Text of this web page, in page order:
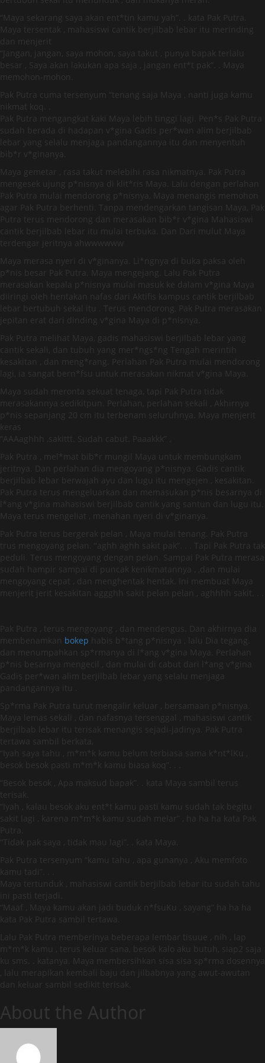
“Maya sekarang saya akan ent*tin kamu yah”. . kata Pak Putra.
Maya tersentak , mahasiswi cantik berjilbab lebar itu merinding
dan menjerit
“Jangan, jangan, saya mohon, saya takut , punya bapak terlalu
besar , Saya akan lakukan apa saja , jangan ent*t pak”. . Maya
memohon-mohon.
Pak Putra cuma tersenyum “tenang saja Maya , nanti juga kamu
nikmat koq. .
Pak Putra mengangkat kaki Maya lebih tinggi lagi. Pen*s Pak Putra
sudah berada di hadapan v*gina Gadis per*wan alim berjilbab
lebar yang selalu menjaga pandangannya itu dan menyentuh
bib*r v*ginanya.
Maya gemetar , rasa takut melebihi rasa nikmatnya. Pak Putra
mengesek ujung p*nisnya di klit*ris Maya. Lalu dengan perlahan
Pak Putra mulai mendorong p*nisnya, Maya menangis memohon
agar Pak Putra berhenti. Tanpa mendengarkan tangisan Maya, Pak
Putra terus mendorong dan merasakan bib*r v*gina Mahasiswi
cantik berjilbab lebar itu mulai terbuka. Dan Dari mulut Maya
terdengar jeritnya ahwwwwww
Maya merasa nyeri di v*ginanya. Li*ngnya di buka paksa oleh
p*nis besar Pak Putra. Maya mengejang. Lalu Pak Putra
merasakan kepala p*nisnya mulai masuk ke dalam v*gina Maya
diiringi oleh hentakan nafas dari Aktifis kampus cantik berjilbab
lebar bertubuh sekal itu . Terus mendorong, Pak Putra merasakan
jepitan erat dari dinding v*gina Maya di p*nisnya.
Pak Putra melihat Maya, gadis mahasiswi berjilbab lebar yang
cantik sekali, dan tubuh yang mer*ngs*ng Tengah merintih
kesakitan , dan meng*rang. Perlahan Pak Putra mulai mendorong
lagi, ia sangat bern*fsu untuk merasakan nikmat v*gina Maya.
Maya sudah meronta sekuat tenaga, tapi Pak Putra tidak
merasakannya sedikitpun. Perlahan, perlahan sekali , Akhirnya
p*nis sepanjang 20 cm itu terbenam seluruhnya. Maya menjerit
keras
“AAAaghhh ,sakittt. Sudah cabut. Paaakkk” .
Pak Putra , mel*mat bib*r mungil Maya untuk membungkam
jeritnya. Dan perlahan dia mengoyang p*nisnya. Gadis cantik
berjilbab lebar berwajah ayu dan lugu itu mengejen , kesakitan.
Pak Putra terus mengeluarkan dan memasukan p*nis besarnya di
l*ang v*gina mahasiswi berjilbab cantik yang santun dan lugu itu.
Maya terus mengeliat , menahan nyeri di v*ginanya.
Pak Putra terus bergerak pelan , Maya mulai tenang. Pak Putra
trus mengoyang pelan. “aghh aghh sakit pak”. . . Tapi Pak Putra tak
peduli. Terus mengoyang dengan pelan. Sampai Pak Putra merasa
sudah hampir sampai di puncak kenikmatannya , ,dan mulai
mengoyang cepat , dan menghentak hentak. Ini membuat Maya
menjerit jerit kesakitan aggghh sakit pelan pelan , aghhhh sakit. . .
Pak Putra , terus mengoyang , dan mendengus. Dan akhirnya dia
membenamkan bokep habis b*tang p*nisnya , lalu Dia tegang.
dan menumpahkan sp*rmanya di l*ang v*gina Maya. Perlahan
p*nis besarnya mengecil , dan mulai di cabut dari l*ang v*gina
Gadis per*wan alim berjilbab lebar yang selalu menjaga
pandangannya itu .
Sp*rma Pak Putra turut mengalir keluar , bersamaan p*nisnya.
Maya lemas sekali , dan nafasnya tersenggal , mahasiswi cantik
berjilbab lebar itu terisak menangis sejadi-jadinya. Pak Putra
tertawa sambil berkata,
“Iyah saya tahu , m*m*k kamu belum terbiasa sama k*nt*lKu ,
besok besok pasti m*m*k kamu biasa koq”. . .
“Besok besok , Apa maksud bapak”. . kata Maya sambil terus
terisak.
“Iyah , kalau besok aku ent*t kamu pasti kamu sudah tak begitu
sakit lagi , karena m*m*k kamu sudah melar” , ha ha ha kata Pak
Putra.
“Tidak pak saya , tidak mau lagi”. . kata Maya.
Pak Putra tersenyum “kamu tahu , apa gunanya , Aku memfoto
kamu tadi”. . .
Maya tertunduk , mahasiswi cantik berjilbab lebar itu sudah tahu
ini pasti terjadi.
“Maaf , Maya kamu akan jadi buduk n*fsuKu , sayang” ha ha ha
kata Pak Putra sambil tertawa.
Lalu Pak Putra memberinya beberapa lembar tisuue , nih , lap
m*m*k kamu , terus keluar sana, besok kalo aku butuh, siap2 saja
ku sms. . katanya. Maya membersihkan sisa sisa sp*rma dosennya
, lalu merapikan kembali baju dan jilbabnya yang awut-awutan
dan keluar sambil sedikit terisak.
About the Author